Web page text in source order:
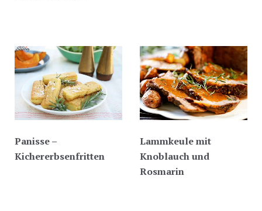
Panisse –
Kichererbsenfritten
Lammkeule mit
Knoblauch und
Rosmarin